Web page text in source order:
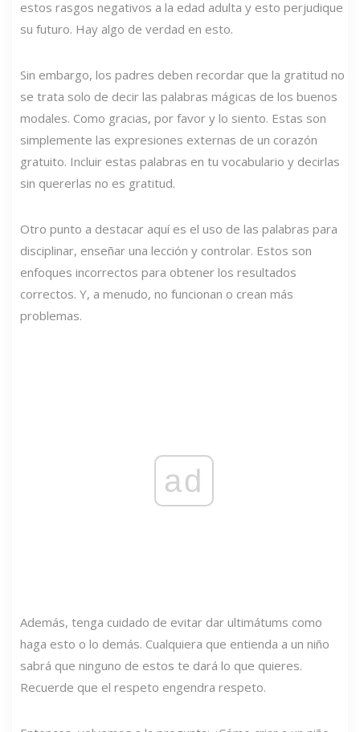
estos rasgos negativos a la edad adulta y esto perjudique
su futuro. Hay algo de verdad en esto.
Sin embargo, los padres deben recordar que la gratitud no
se trata solo de decir las palabras mágicas de los buenos
modales. Como gracias, por favor y lo siento. Estas son
simplemente las expresiones externas de un corazón
gratuito. Incluir estas palabras en tu vocabulario y decirlas
sin quererlas no es gratitud.
Otro punto a destacar aquí es el uso de las palabras para
disciplinar, enseñar una lección y controlar. Estos son
enfoques incorrectos para obtener los resultados
correctos. Y, a menudo, no funcionan o crean más
problemas.
ad
Además, tenga cuidado de evitar dar ultimátums como
haga esto o lo demás. Cualquiera que entienda a un niño
sabrá que ninguno de estos te dará lo que quieres.
Recuerde que el respeto engendra respeto.